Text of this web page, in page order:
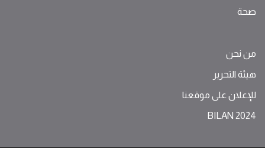
صحة
من نحن
هيئة التحرير
للإعلان على موقعنا
BILAN 2024